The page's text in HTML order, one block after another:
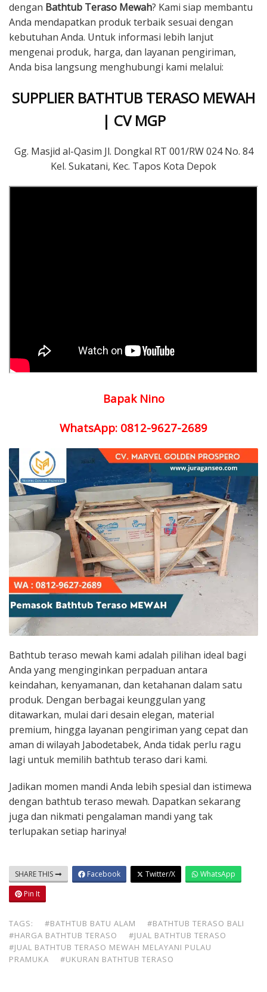
dengan Bathtub Teraso Mewah? Kami siap membantu
Anda mendapatkan produk terbaik sesuai dengan
kebutuhan Anda. Untuk informasi lebih lanjut
mengenai produk, harga, dan layanan pengiriman,
Anda bisa langsung menghubungi kami melalui:
SUPPLIER BATHTUB TERASO MEWAH
| CV MGP
Gg. Masjid al-Qasim Jl. Dongkal RT 001/RW 024 No. 84
Kel. Sukatani, Kec. Tapos Kota Depok
Bapak Nino
WhatsApp: 0812-9627-2689
Bathtub teraso mewah kami adalah pilihan ideal bagi
Anda yang menginginkan perpaduan antara
keindahan, kenyamanan, dan ketahanan dalam satu
produk. Dengan berbagai keunggulan yang
ditawarkan, mulai dari desain elegan, material
premium, hingga layanan pengiriman yang cepat dan
aman di wilayah Jabodetabek, Anda tidak perlu ragu
lagi untuk memilih bathtub teraso dari kami.
Jadikan momen mandi Anda lebih spesial dan istimewa
dengan bathtub teraso mewah. Dapatkan sekarang
juga dan nikmati pengalaman mandi yang tak
terlupakan setiap harinya!
SHARE THIS Facebook Twitter/X
WhatsApp
Pin It
TAGS: #BATHTUB BATU ALAM
#BATHTUB TERASO BALI
#HARGA BATHTUB TERASO
#JUAL BATHTUB TERASO
#JUAL BATHTUB TERASO MEWAH MELAYANI PULAU
PRAMUKA
#UKURAN BATHTUB TERASO